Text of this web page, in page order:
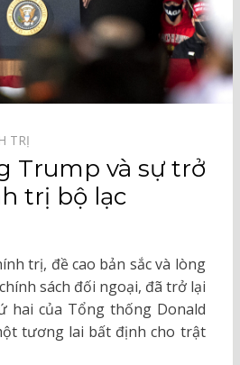
TRỊ⠀
Trump và sự trở
trị bộ lạc
trị, đề cao bản sắc và lòng
sách đối ngoại, đã trở lại
hai của Tổng thống Donald
tương lai bất định cho trật